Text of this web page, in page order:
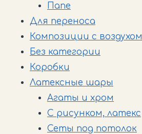
Папе
Для переноса
Композиции с воздухом
Без категории
Коробки
Латексные шары
Агаты и хром
С рисунком, латекс
Сеты под потолок